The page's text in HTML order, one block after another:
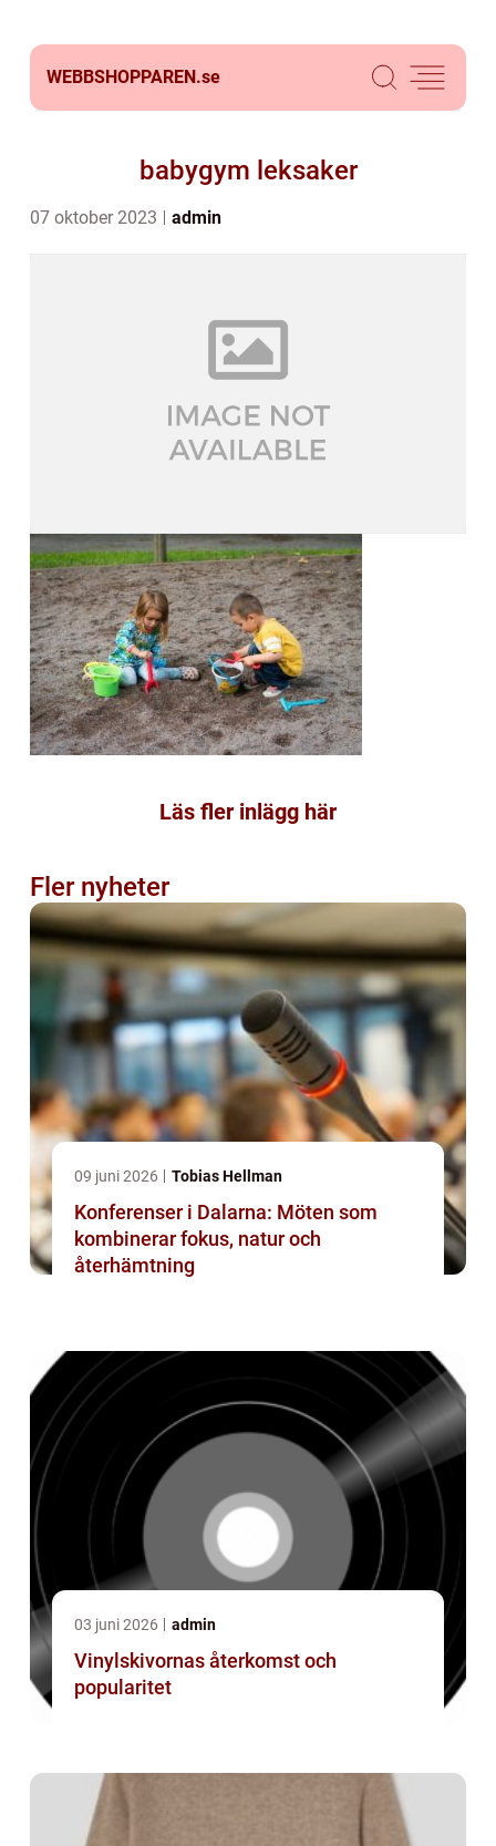
WEBBSHOPPAREN.se
babygym leksaker
07 oktober 2023 admin
Läs fler inlägg här
Fler nyheter
09 juni 2026 Tobias Hellman
Konferenser i Dalarna: Möten som
kombinerar fokus, natur och
återhämtning
03 juni 2026 admin
Vinylskivornas återkomst och
popularitet